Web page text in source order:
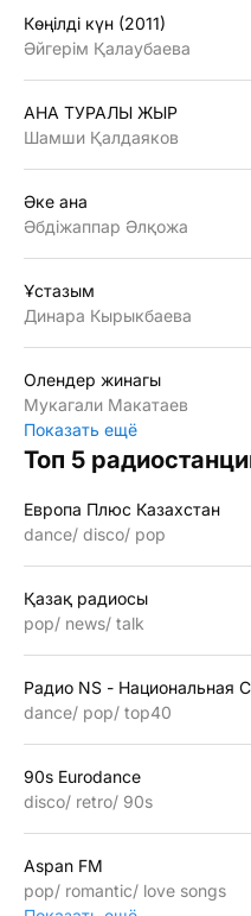
Көңiлдi күн (2011)
Әйгерiм Қалаубаева
АНА ТУРАЛЫ ЖЫР
Шамши Қалдаяков
Әке ана
Әбдiжаппар Әлқожа
Ұстазым
Динара Кырыкбаева
Олендер жинагы
Мукагали Макатаев
Показать ещё
Топ 5
Европа Плюс Казахстан
dance disco pop
Қазақ радиосы
pop
news talk
Радио NS - Национальная
dance pop top40
90s Eurodance
disco retro 90s
Aspan FM
pop
romantic
love songs